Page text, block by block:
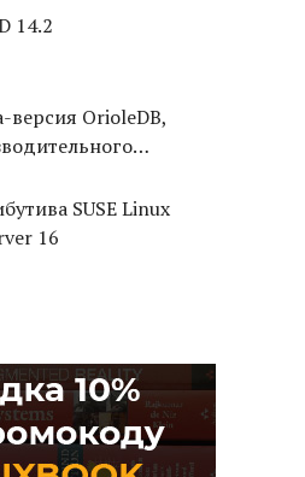
14.2
версия OrioleDB,
для PostgreSQL
SUSE Linux
16